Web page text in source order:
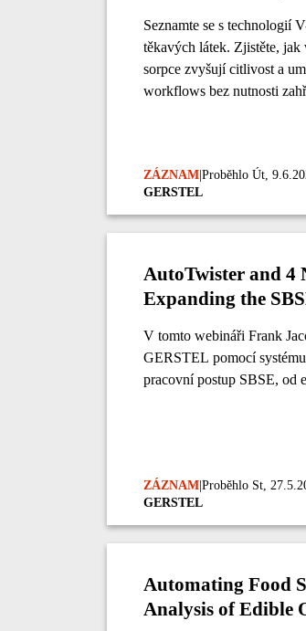
Seznamte se s technologií
těkavých látek. Zjistěte, jak
sorpce zvyšují citlivost a
workflows bez nutnosti
ZÁZNAM Proběhlo Út,
GERSTEL
AutoTwister and 4
Expanding the
V tomto webináři Frank
GERSTEL pomocí
pracovní postup SBSE, od
ZÁZNAM Proběhlo St,
GERSTEL
Automating Food
Analysis of Edible